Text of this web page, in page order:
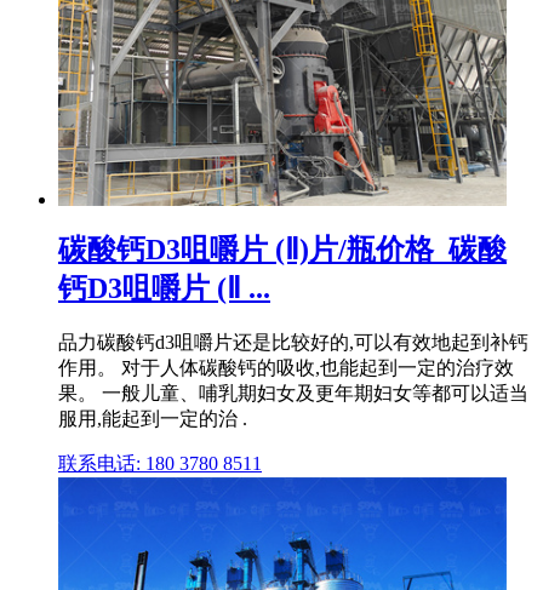
碳酸钙D3咀嚼片 (Ⅱ)片/瓶价格_碳酸
钙D3咀嚼片 (Ⅱ ...
品力碳酸钙d3咀嚼片还是比较好的,可以有效地起到补钙
作用。 对于人体碳酸钙的吸收,也能起到一定的治疗效
果。 一般儿童、哺乳期妇女及更年期妇女等都可以适当
服用,能起到一定的治 .
联系电话: 180 3780 8511